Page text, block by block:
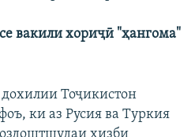
вакили хориҷӣ "ҳангома"
Тоҷикистон
ки аз Русия ва Туркия